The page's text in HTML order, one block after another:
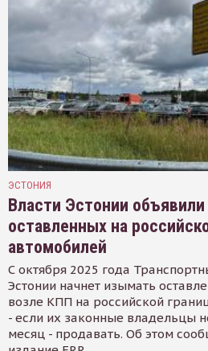
ЭСТОНИЯ
Власти Эстонии
оставленных на
автомобилей
С октября 2025 года
Эстонии начнет изымать
возле КПП на российской
- если их законные владельцы
месяц - продавать. Об этом